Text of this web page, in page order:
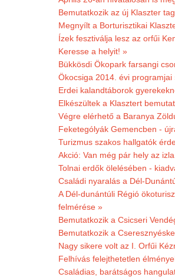
Bemutatkozik az új Klaszter
Megnyílt a Borturisztikai
Ízek fesztiválja lesz az orfűi
Keresse a helyit! »
Bükkösdi Ökopark farsangi
Ökocsiga 2014. évi programjai
Erdei kalandtáborok
Elkészültek a Klasztert
Végre elérhető a Baranya
Feketególyák Gemencben -
Turizmus szakos hallgatók
Akció: Van még pár hely az
Tolnai erdők ölelésében -
Családi nyaralás a Dél-
A Dél-dunántúli Régió
felmérése »
Bemutatkozik a Csicseri
Bemutatkozik a
Nagy sikere volt az I. Orfűi
Felhívás felejthetetlen
Családias, barátságos